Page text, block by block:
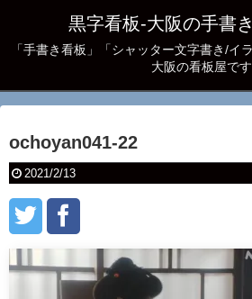
黒字看板‐大阪の手書
「手書き看板」「シャッター文字書き/イ
大阪の看板屋です
ochoyan041-22
2021/2/13